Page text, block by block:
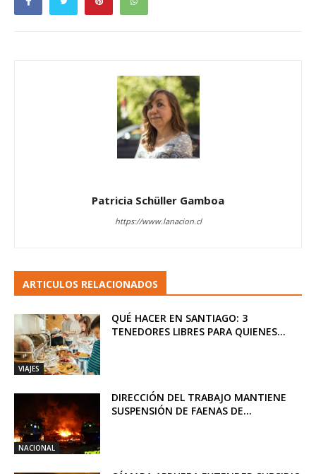
Patricia Schüller Gamboa
https://www.lanacion.cl
ARTICULOS RELACIONADOS
VIAJES
QUÉ HACER EN SANTIAGO: 3
TENEDORES LIBRES PARA QUIENES...
NACIONAL
DIRECCIÓN DEL TRABAJO MANTIENE
SUSPENSIÓN DE FAENAS DE...